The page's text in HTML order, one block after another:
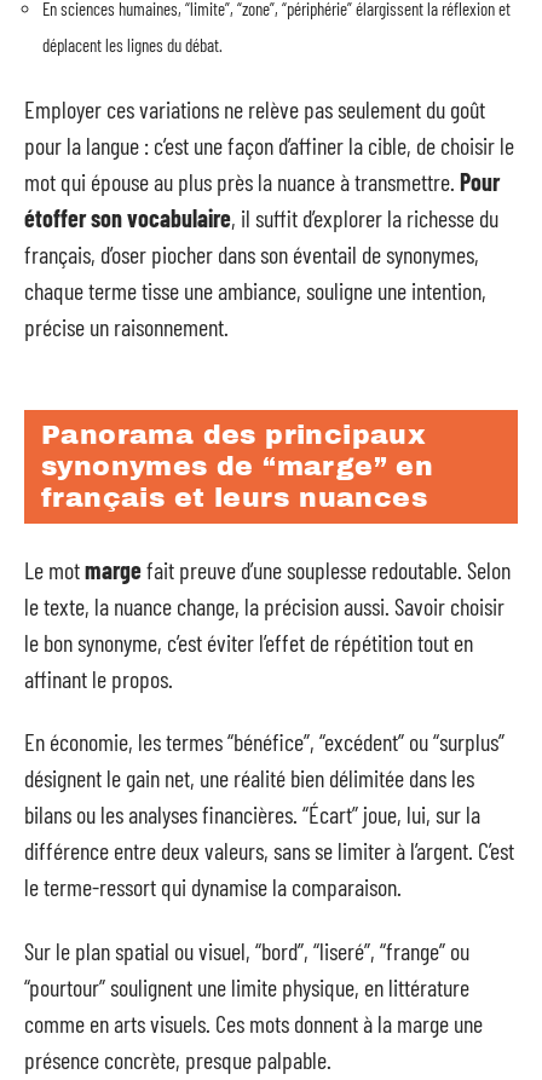
En sciences humaines, “limite”, “zone”, “périphérie” élargissent la réflexion et
déplacent les lignes du débat.
Employer ces variations ne relève pas seulement du goût
pour la langue : c’est une façon d’affiner la cible, de choisir le
mot qui épouse au plus près la nuance à transmettre. Pour
étoffer son vocabulaire, il suffit d’explorer la richesse du
français, d’oser piocher dans son éventail de synonymes,
chaque terme tisse une ambiance, souligne une intention,
précise un raisonnement.
Panorama des principaux
synonymes de “marge” en
français et leurs nuances
Le motmargefait preuve d’une souplesse redoutable. Selon
le texte, la nuance change, la précision aussi. Savoir choisir
le bon synonyme, c’est éviter l’effet de répétition tout en
affinant le propos.
En économie, les termes “bénéfice”, “excédent” ou “surplus”
désignent le gain net, une réalité bien délimitée dans les
bilans ou les analyses financières. “Écart” joue, lui, sur la
différence entre deux valeurs, sans se limiter à l’argent. C’est
le terme-ressort qui dynamise la comparaison.
Sur le plan spatial ou visuel, “bord”, “liseré”, “frange” ou
“pourtour” soulignent une limite physique, en littérature
comme en arts visuels. Ces mots donnent à la marge une
présence concrète, presque palpable.